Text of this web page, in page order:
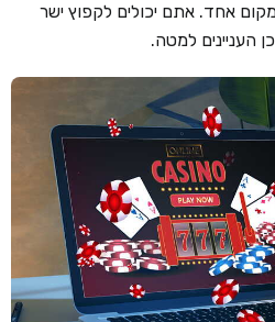
אחד. אתם יכולים לקפוץ ישר
העניינים למטה.